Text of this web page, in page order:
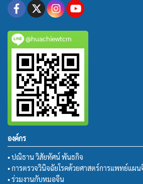
@huachiewtcm
องค์กร
• ปณิธาน วิสัยทัศน์ พันธกิจ
• การตรวจวินิจฉัยโรคด้วยศาสตร์การแพทย์แผ
• ร่วมงานกับหมอจีน